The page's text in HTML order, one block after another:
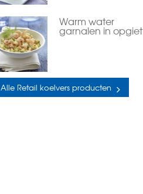
Warm water
garnalen in opgiet
Alle Retail koelvers producten